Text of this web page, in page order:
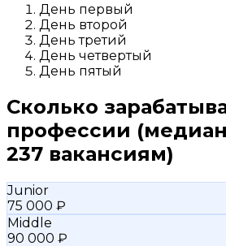
День первый
День второй
День третий
День четвертый
День пятый
Сколько
профессии
237 вакансиям)
Junior
75 000 ₽
Middle
90 000 ₽